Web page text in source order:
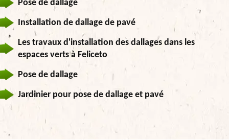
Pose de dallage
Installation de dallage de pavé
Les travaux d'installation des dallages dans les
espaces verts à Feliceto
Pose de dallage
Jardinier pour pose de dallage et pavé